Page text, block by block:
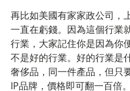
再比如美國有家家政公司，
一直在虧錢。因為這個行業
行業，大家記住你是因為你
不是好的行業。好的行業是
奢侈品，同一件產品，但只
IP品牌，價格即可翻一百倍